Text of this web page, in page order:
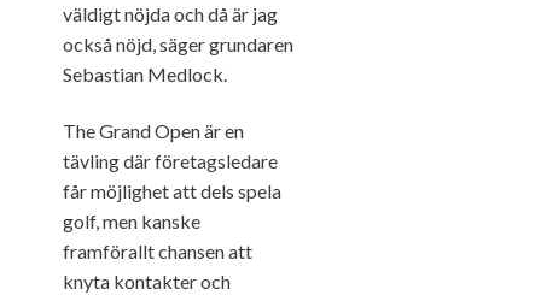
väldigt nöjda och då är jag
också nöjd, säger grundaren
Sebastian Medlock.
The Grand Open är en
tävling där företagsledare
får möjlighet att dels spela
golf, men kanske
framförallt chansen att
knyta kontakter och